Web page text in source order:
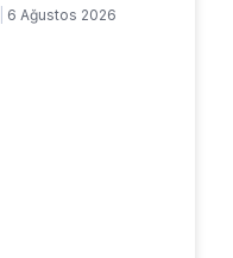
6 Ağustos 2026